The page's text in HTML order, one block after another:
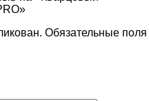
Обязательные поля